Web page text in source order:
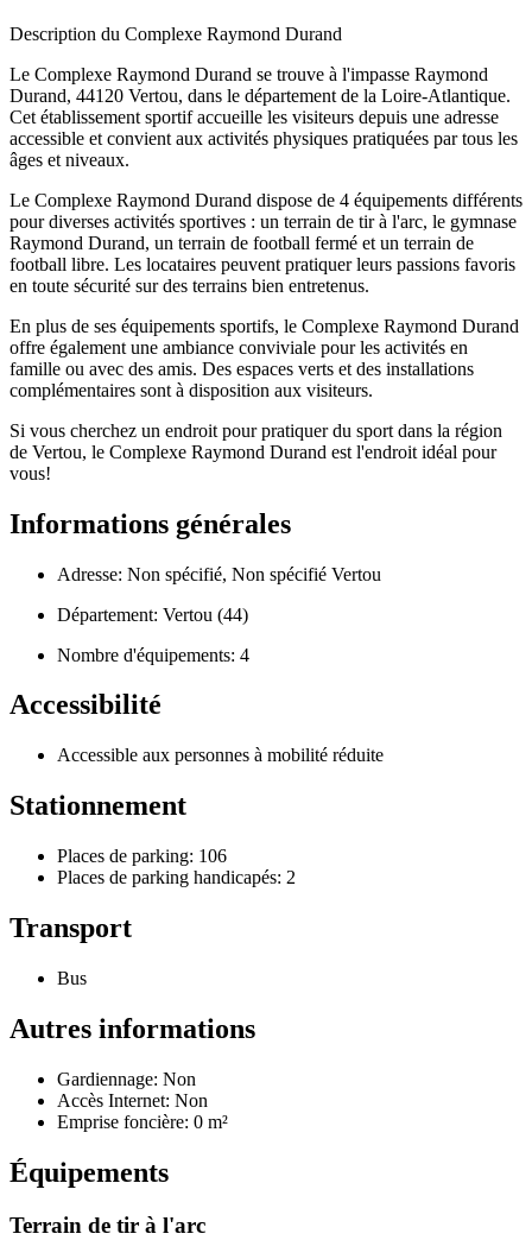
Description du Complexe Raymond Durand
Le Complexe Raymond Durand se trouve à l'impasse Raymond
Durand, 44120 Vertou, dans le département de la Loire-Atlantique.
Cet établissement sportif accueille les visiteurs depuis une adresse
accessible et convient aux activités physiques pratiquées par tous les
âges et niveaux.
Le Complexe Raymond Durand dispose de 4 équipements différents
pour diverses activités sportives : un terrain de tir à l'arc, le gymnase
Raymond Durand, un terrain de football fermé et un terrain de
football libre. Les locataires peuvent pratiquer leurs passions favoris
en toute sécurité sur des terrains bien entretenus.
En plus de ses équipements sportifs, le Complexe Raymond Durand
offre également une ambiance conviviale pour les activités en
famille ou avec des amis. Des espaces verts et des installations
complémentaires sont à disposition aux visiteurs.
Si vous cherchez un endroit pour pratiquer du sport dans la région
de Vertou, le Complexe Raymond Durand est l'endroit idéal pour
vous!
Informations générales
Adresse: Non spécifié, Non spécifié Vertou
Département: Vertou (44)
Nombre d'équipements: 4
Accessibilité
Accessible aux personnes à mobilité réduite
Stationnement
Places de parking: 106
Places de parking handicapés: 2
Transport
Bus
Autres informations
Gardiennage: Non
Accès Internet: Non
Emprise foncière: 0 m²
Équipements
Terrain de tir à l'arc